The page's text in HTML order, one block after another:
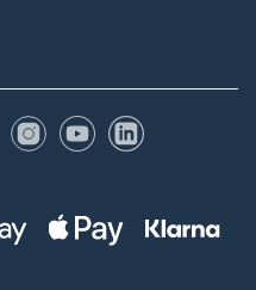
Instagram
YouTubeLinkedIn